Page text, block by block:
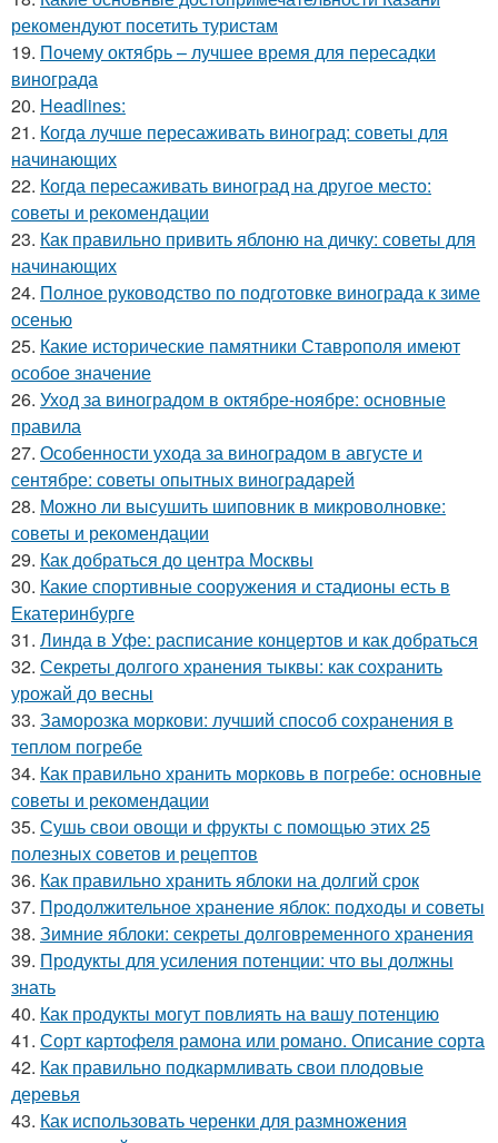
рекомендуют посетить туристам
19. Почему октябрь – лучшее время для пересадки
винограда
20. Headlines:
21. Когда лучше пересаживать виноград: советы для
начинающих
22. Когда пересаживать виноград на другое место:
советы и рекомендации
23. Как правильно привить яблоню на дичку: советы для
начинающих
24. Полное руководство по подготовке винограда к зиме
осенью
25. Какие исторические памятники Ставрополя имеют
особое значение
26. Уход за виноградом в октябре-ноябре: основные
правила
27. Особенности ухода за виноградом в августе и
сентябре: советы опытных виноградарей
28. Можно ли высушить шиповник в микроволновке:
советы и рекомендации
29. Как добраться до центра Москвы
30. Какие спортивные сооружения и стадионы есть в
Екатеринбурге
31. Линда в Уфе: расписание концертов и как добраться
32. Секреты долгого хранения тыквы: как сохранить
урожай до весны
33. Заморозка моркови: лучший способ сохранения в
теплом погребе
34. Как правильно хранить морковь в погребе: основные
советы и рекомендации
35. Сушь свои овощи и фрукты с помощью этих 25
полезных советов и рецептов
36. Как правильно хранить яблоки на долгий срок
37. Продолжительное хранение яблок: подходы и советы
38. Зимние яблоки: секреты долговременного хранения
39. Продукты для усиления потенции: что вы должны
знать
40. Как продукты могут повлиять на вашу потенцию
41. Сорт картофеля рамона или романо. Описание сорта
42. Как правильно подкармливать свои плодовые
деревья
43. Как использовать черенки для размножения